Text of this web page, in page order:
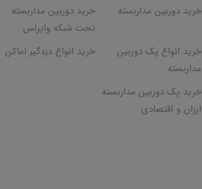
خرید دوربین مداربسته
خرید دوربین مداربسته
تحت شبکه وایرلس
خرید انواع پک دوربین
مداربسته
خرید انواع دزدگیر اماکن
خرید پک دوربین مداربسته
ارزان و اقتصادی